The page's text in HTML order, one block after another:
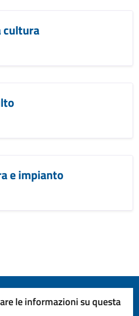
cultura
e impianto
le informazioni su questa